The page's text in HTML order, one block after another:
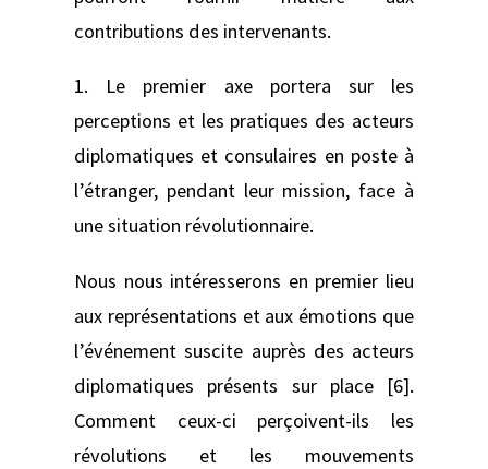
contributions des intervenants.
1. Le premier axe portera sur les
perceptions et les pratiques des acteurs
diplomatiques et consulaires en poste à
l’étranger, pendant leur mission, face à
une situation révolutionnaire.
Nous nous intéresserons en premier lieu
aux représentations et aux émotions que
l’événement suscite auprès des acteurs
diplomatiques présents sur place [6].
Comment ceux-ci perçoivent-ils les
révolutions et les mouvements